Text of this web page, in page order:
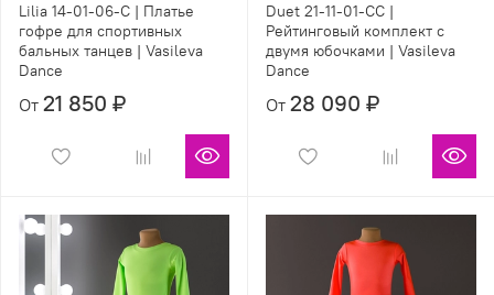
Lilia 14-01-06-С | Платье
гофре для спортивных
бальных танцев | Vasileva
Dance
От 21 850 ₽
Duet 21-11-01-СС |
Рейтинговый комплект с
двумя юбочками | Vasileva
Dance
От 28 090 ₽